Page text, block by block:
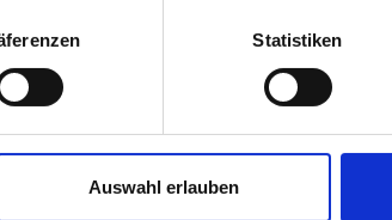
Lage erfassen, welche bis auf einige Meter
bestimmten Merkmalen (Fingerprinting)
Daten verarbeitet werden, und legen
zu personalisieren, Funktionen für
Außerdem geben wir Informationen
Statistiken
Auswahl erlauben